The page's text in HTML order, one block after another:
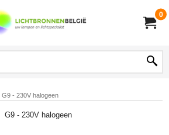
0
G9 - 230V halogeen
G9 - 230V halogeen